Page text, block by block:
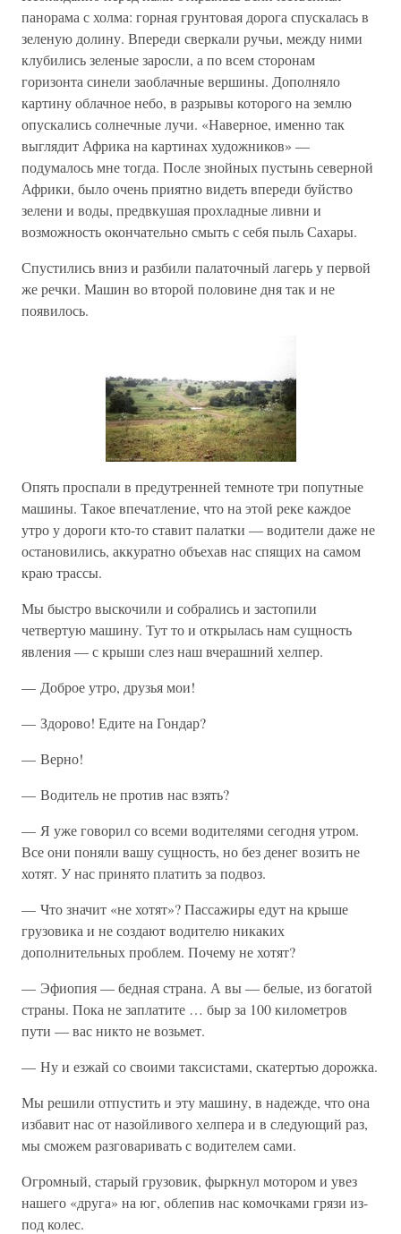
панорама с холма: горная грунтовая дорога спускалась в
зеленую долину. Впереди сверкали ручьи, между ними
клубились зеленые заросли, а по всем сторонам
горизонта синели заоблачные вершины. Дополняло
картину облачное небо, в разрывы которого на землю
опускались солнечные лучи. «Наверное, именно так
выглядит Африка на картинах художников» —
подумалось мне тогда. После знойных пустынь северной
Африки, было очень приятно видеть впереди буйство
зелени и воды, предвкушая прохладные ливни и
возможность окончательно смыть с себя пыль Сахары.
Спустились вниз и разбили палаточный лагерь у первой
же речки. Машин во второй половине дня так и не
появилось.
Опять проспали в предутренней темноте три попутные
машины. Такое впечатление, что на этой реке каждое
утро у дороги кто-то ставит палатки — водители даже не
остановились, аккуратно объехав нас спящих на самом
краю трассы.
Мы быстро выскочили и собрались и застопили
четвертую машину. Тут то и открылась нам сущность
явления — с крыши слез наш вчерашний хелпер.
— Доброе утро, друзья мои!
— Здорово! Едите на Гондар?
— Верно!
— Водитель не против нас взять?
— Я уже говорил со всеми водителями сегодня утром.
Все они поняли вашу сущность, но без денег возить не
хотят. У нас принято платить за подвоз.
— Что значит «не хотят»? Пассажиры едут на крыше
грузовика и не создают водителю никаких
дополнительных проблем. Почему не хотят?
— Эфиопия — бедная страна. А вы — белые, из богатой
страны. Пока не заплатите … быр за 100 километров
пути — вас никто не возьмет.
— Ну и езжай со своими таксистами, скатертью дорожка.
Мы решили отпустить и эту машину, в надежде, что она
избавит нас от назойливого хелпера и в следующий раз,
мы сможем разговаривать с водителем сами.
Огромный, старый грузовик, фыркнул мотором и увез
нашего «друга» на юг, облепив нас комочками грязи из-
под колес.